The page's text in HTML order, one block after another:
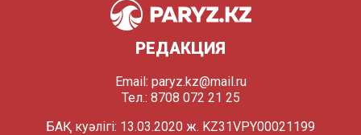
РЕДАКЦИЯ
Email: paryz.kz@mail.ru
Тел.: 8708 072 21 25
БАҚ куәлігі: 13.03.2020 ж. KZ31VPY00021199